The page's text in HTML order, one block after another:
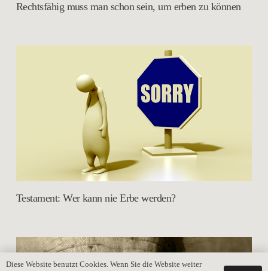
Rechtsfähig muss man schon sein, um erben zu können
Testament: Wer kann nie Erbe werden?
Diese Website benutzt Cookies. Wenn Sie die Website weiter